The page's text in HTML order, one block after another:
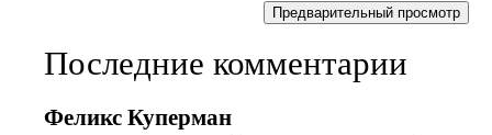
-
-
Последние комментарии
Феликс Куперман